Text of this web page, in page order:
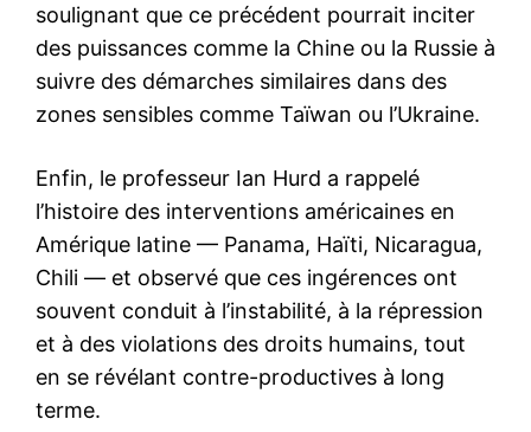
soulignant que ce précédent pourrait inciter
des puissances comme la Chine ou la Russie à
suivre des démarches similaires dans des
zones sensibles comme Taïwan ou l’Ukraine.
Enfin, le professeur Ian Hurd a rappelé
l’histoire des interventions américaines en
Amérique latine — Panama, Haïti, Nicaragua,
Chili — et observé que ces ingérences ont
souvent conduit à l’instabilité, à la répression
et à des violations des droits humains, tout
en se révélant contre-productives à long
terme.